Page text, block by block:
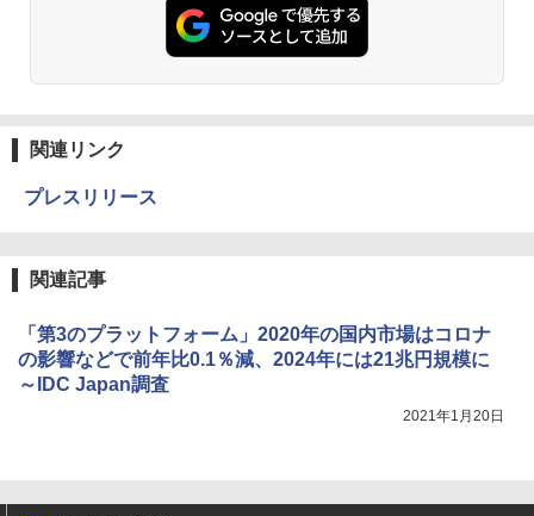
関連リンク
プレスリリース
関連記事
「第3のプラットフォーム」2020年の国内市場はコロナ
の影響などで前年比0.1％減、2024年には21兆円規模に
～IDC Japan調査
2021年1月20日